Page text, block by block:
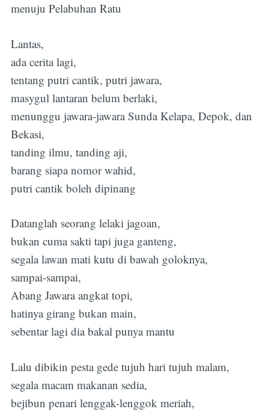
menuju Pelabuhan Ratu
Lantas,
ada cerita lagi,
tentang putri cantik, putri jawara,
masygul lantaran belum berlaki,
menunggu jawara-jawara Sunda Kelapa, Depok, dan
Bekasi,
tanding ilmu, tanding aji,
barang siapa nomor wahid,
putri cantik boleh dipinang
Datanglah seorang lelaki jagoan,
bukan cuma sakti tapi juga ganteng,
segala lawan mati kutu di bawah goloknya,
sampai-sampai,
Abang Jawara angkat topi,
hatinya girang bukan main,
sebentar lagi dia bakal punya mantu
Lalu dibikin pesta gede tujuh hari tujuh malam,
segala macam makanan sedia,
bejibun penari lenggak-lenggok meriah,